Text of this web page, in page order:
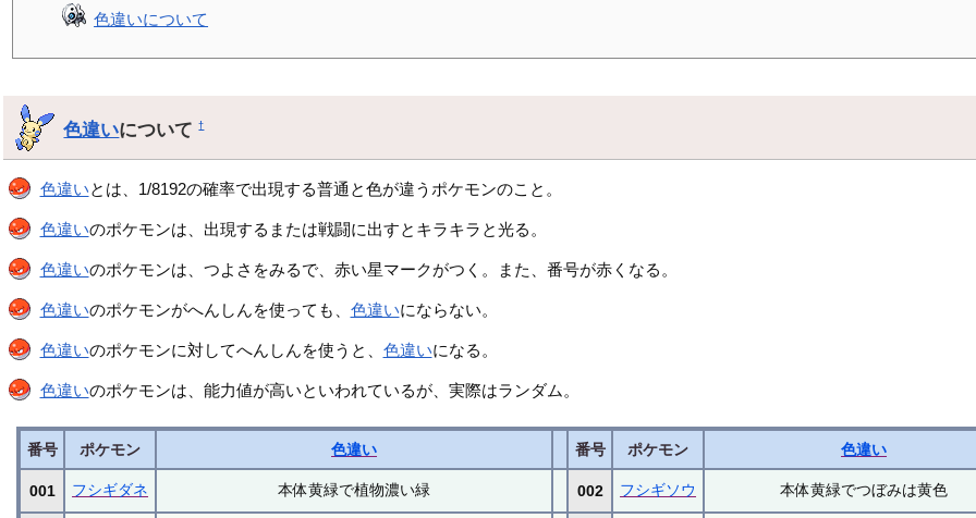
色違いについて
色違いについて†
色違いとは、1/8192の確率で出現する普通と色が違うポケモンのこと。
色違いのポケモンは、出現するまたは戦闘に出すとキラキラと光る。
色違いのポケモンは、つよさをみるで、赤い星マークがつく。また、番号が赤くなる。
色違いのポケモンがへんしんを使っても、 色違いにならない。
色違いのポケモンに対してへんしんを使うと、 色違いになる。
色違いのポケモンは、能力値が高いといわれているが、実際はランダム。
番号 ポケモン 色違い 番号 ポケモン 色違い
001 フシギダネ 本体黄緑で植物濃い緑 002 フシギソウ 本体黄緑でつぼみは黄色